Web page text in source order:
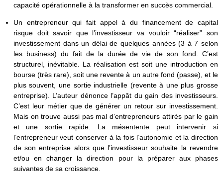
capacité opérationnelle à la transformer en succès commercial.
Un entrepreneur qui fait appel à du financement de capital
risque doit savoir que l’investisseur va vouloir “réaliser” son
investissement dans un délai de quelques années (3 à 7 selon
les business) du fait de la durée de vie de son fond. C’est
structurel, inévitable. La réalisation est soit une introduction en
bourse (très rare), soit une revente à un autre fond (passe), et le
plus souvent, une sortie industrielle (revente à une plus grosse
entreprise). L’auteur dénonce l’appât du gain des investisseurs.
C’est leur métier que de générer un retour sur investissement.
Mais on trouve aussi pas mal d’entrepreneurs attirés par le gain
et une sortie rapide. La mésentente peut intervenir si
l’entrepreneur veut conserver à la fois l’autonomie et la direction
de son entreprise alors que l’investisseur souhaite la revendre
et/ou en changer la direction pour la préparer aux phases
suivantes de sa croissance.